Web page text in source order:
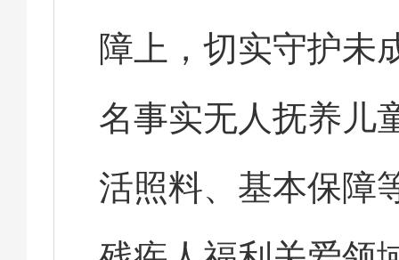
障上，切实守护未
名事实无人抚养儿
活照料、基本保障